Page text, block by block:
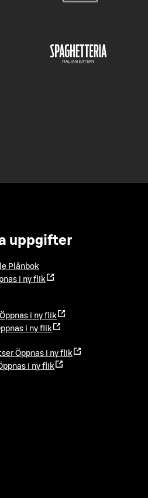
uppgifter
Plånbok
i ny flik
Öppnas i ny flik
i ny flik
Öppnas i ny flik
i ny flik